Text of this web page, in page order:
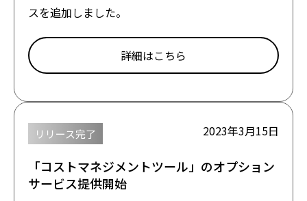
スを追加しました。
詳細はこちら
リリース完了 2023年3月15日
「コストマネジメントツール」のオプション
サービス提供開始